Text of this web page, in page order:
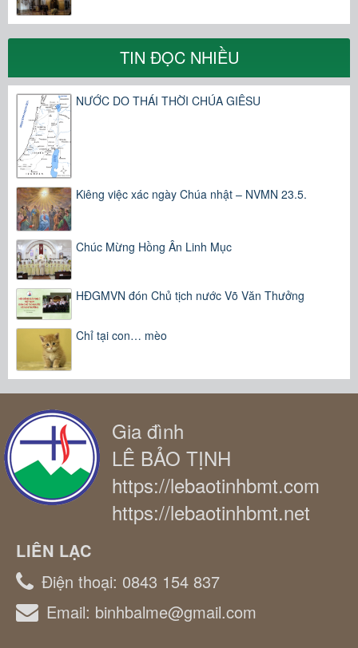
TIN ĐỌC NHIỀU
NƯỚC DO THÁI THỜI CHÚA GIÊSU
Kiêng việc xác ngày Chúa nhật – NVMN 23.5.
Chúc Mừng Hồng Ân Linh Mục
HĐGMVN đón Chủ tịch nước Võ Văn Thưởng
Chỉ tại con… mèo
Gia đình
LÊ BẢO TỊNH
https://lebaotinhbmt.com
https://lebaotinhbmt.net
LIÊN LẠC
Điện thoại: 0843 154 837
Email: binhbalme@gmail.com